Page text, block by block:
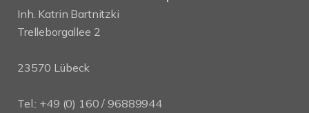
Inh. Katrin Bartnitzki
Trelleborgallee 2
23570 Lübeck
Tel.: +49 (0) 160 / 96889944